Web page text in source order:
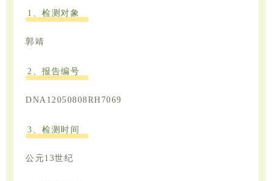
1、检测对象
郭靖
2、报告编号
DNA12050808RH7069
3、检测时间
公元13世纪